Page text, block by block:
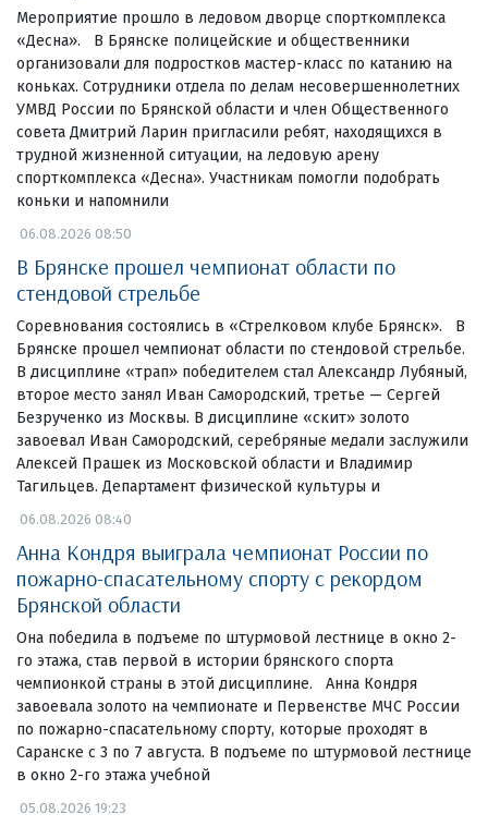
Мероприятие прошло в ледовом дворце спорткомплекса
«Десна». В Брянске полицейские и общественники
организовали для подростков мастер-класс по катанию на
коньках. Сотрудники отдела по делам несовершеннолетних
УМВД России по Брянской области и член Общественного
совета Дмитрий Ларин пригласили ребят, находящихся в
трудной жизненной ситуации, на ледовую арену
спорткомплекса «Десна». Участникам помогли подобрать
коньки и напомнили
06.08.2026 08:50
В Брянске прошел чемпионат области по
стендовой стрельбе
Соревнования состоялись в «Стрелковом клубе Брянск». В
Брянске прошел чемпионат области по стендовой стрельбе.
В дисциплине «трап» победителем стал Александр Лубяный,
второе место занял Иван Самородский, третье — Сергей
Безрученко из Москвы. В дисциплине «скит» золото
завоевал Иван Самородский, серебряные медали заслужили
Алексей Прашек из Московской области и Владимир
Тагильцев. Департамент физической культуры и
06.08.2026 08:40
Анна Кондря выиграла чемпионат России по
пожарно-спасательному спорту с рекордом
Брянской области
Она победила в подъеме по штурмовой лестнице в окно 2-
го этажа, став первой в истории брянского спорта
чемпионкой страны в этой дисциплине. Анна Кондря
завоевала золото на чемпионате и Первенстве МЧС России
по пожарно-спасательному спорту, которые проходят в
Саранске с 3 по 7 августа. В подъеме по штурмовой лестнице
в окно 2-го этажа учебной
05.08.2026 19:23